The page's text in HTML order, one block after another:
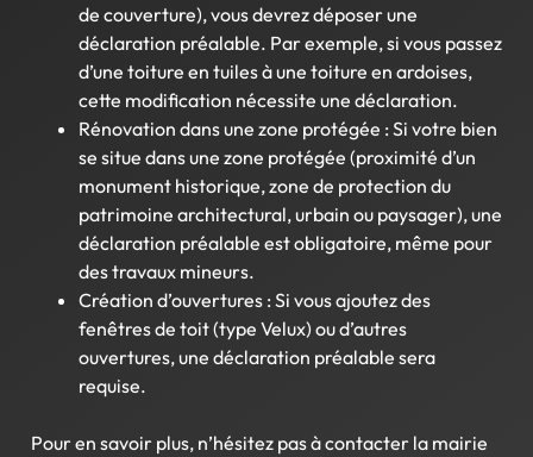
de couverture), vous devrez déposer une
déclaration préalable. Par exemple, si vous passez
d’une toiture en tuiles à une toiture en ardoises,
cette modification nécessite une déclaration.
Rénovation dans une zone protégée : Si votre bien
se situe dans une zone protégée (proximité d’un
monument historique, zone de protection du
patrimoine architectural, urbain ou paysager), une
déclaration préalable est obligatoire, même pour
des travaux mineurs.
Création d’ouvertures : Si vous ajoutez des
fenêtres de toit (type Velux) ou d’autres
ouvertures, une déclaration préalable sera
requise.
Pour en savoir plus, n’hésitez pas à contacter la mairie